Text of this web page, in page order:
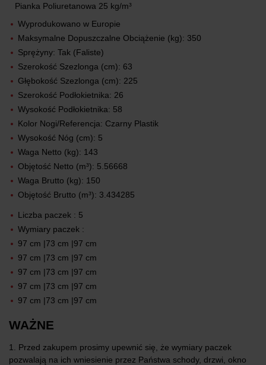
Pianka Poliuretanowa 25 kg/m³
Wyprodukowano w Europie
Maksymalne Dopuszczalne Obciążenie (kg): 350
Sprężyny: Tak (Faliste)
Szerokość Szezlonga (cm): 63
Głębokość Szezlonga (cm): 225
Szerokość Podłokietnika: 26
Wysokość Podłokietnika: 58
Kolor Nogi/Referencja: Czarny Plastik
Wysokość Nóg (cm): 5
Waga Netto (kg): 143
Objętość Netto (m³): 5.56668
Waga Brutto (kg): 150
Objętość Brutto (m³): 3.434285
Liczba paczek : 5
Wymiary paczek :
97 cm |73 cm |97 cm
97 cm |73 cm |97 cm
97 cm |73 cm |97 cm
97 cm |73 cm |97 cm
97 cm |73 cm |97 cm
WAŻNE
1. Przed zakupem prosimy upewnić się, że wymiary paczek
pozwalają na ich wniesienie przez Państwa schody, drzwi, okno